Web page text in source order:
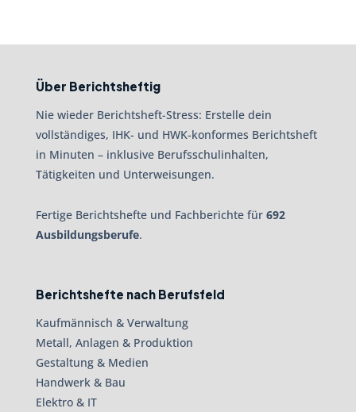
Über Berichtsheftig
Nie wieder Berichtsheft-Stress: Erstelle dein
vollständiges, IHK- und HWK-konformes Berichtsheft
in Minuten – inklusive Berufsschulinhalten,
Tätigkeiten und Unterweisungen.
Fertige Berichtshefte und Fachberichte für 692
Ausbildungsberufe.
Berichtshefte nach Berufsfeld
Kaufmännisch & Verwaltung
Metall, Anlagen & Produktion
Gestaltung & Medien
Handwerk & Bau
Elektro & IT